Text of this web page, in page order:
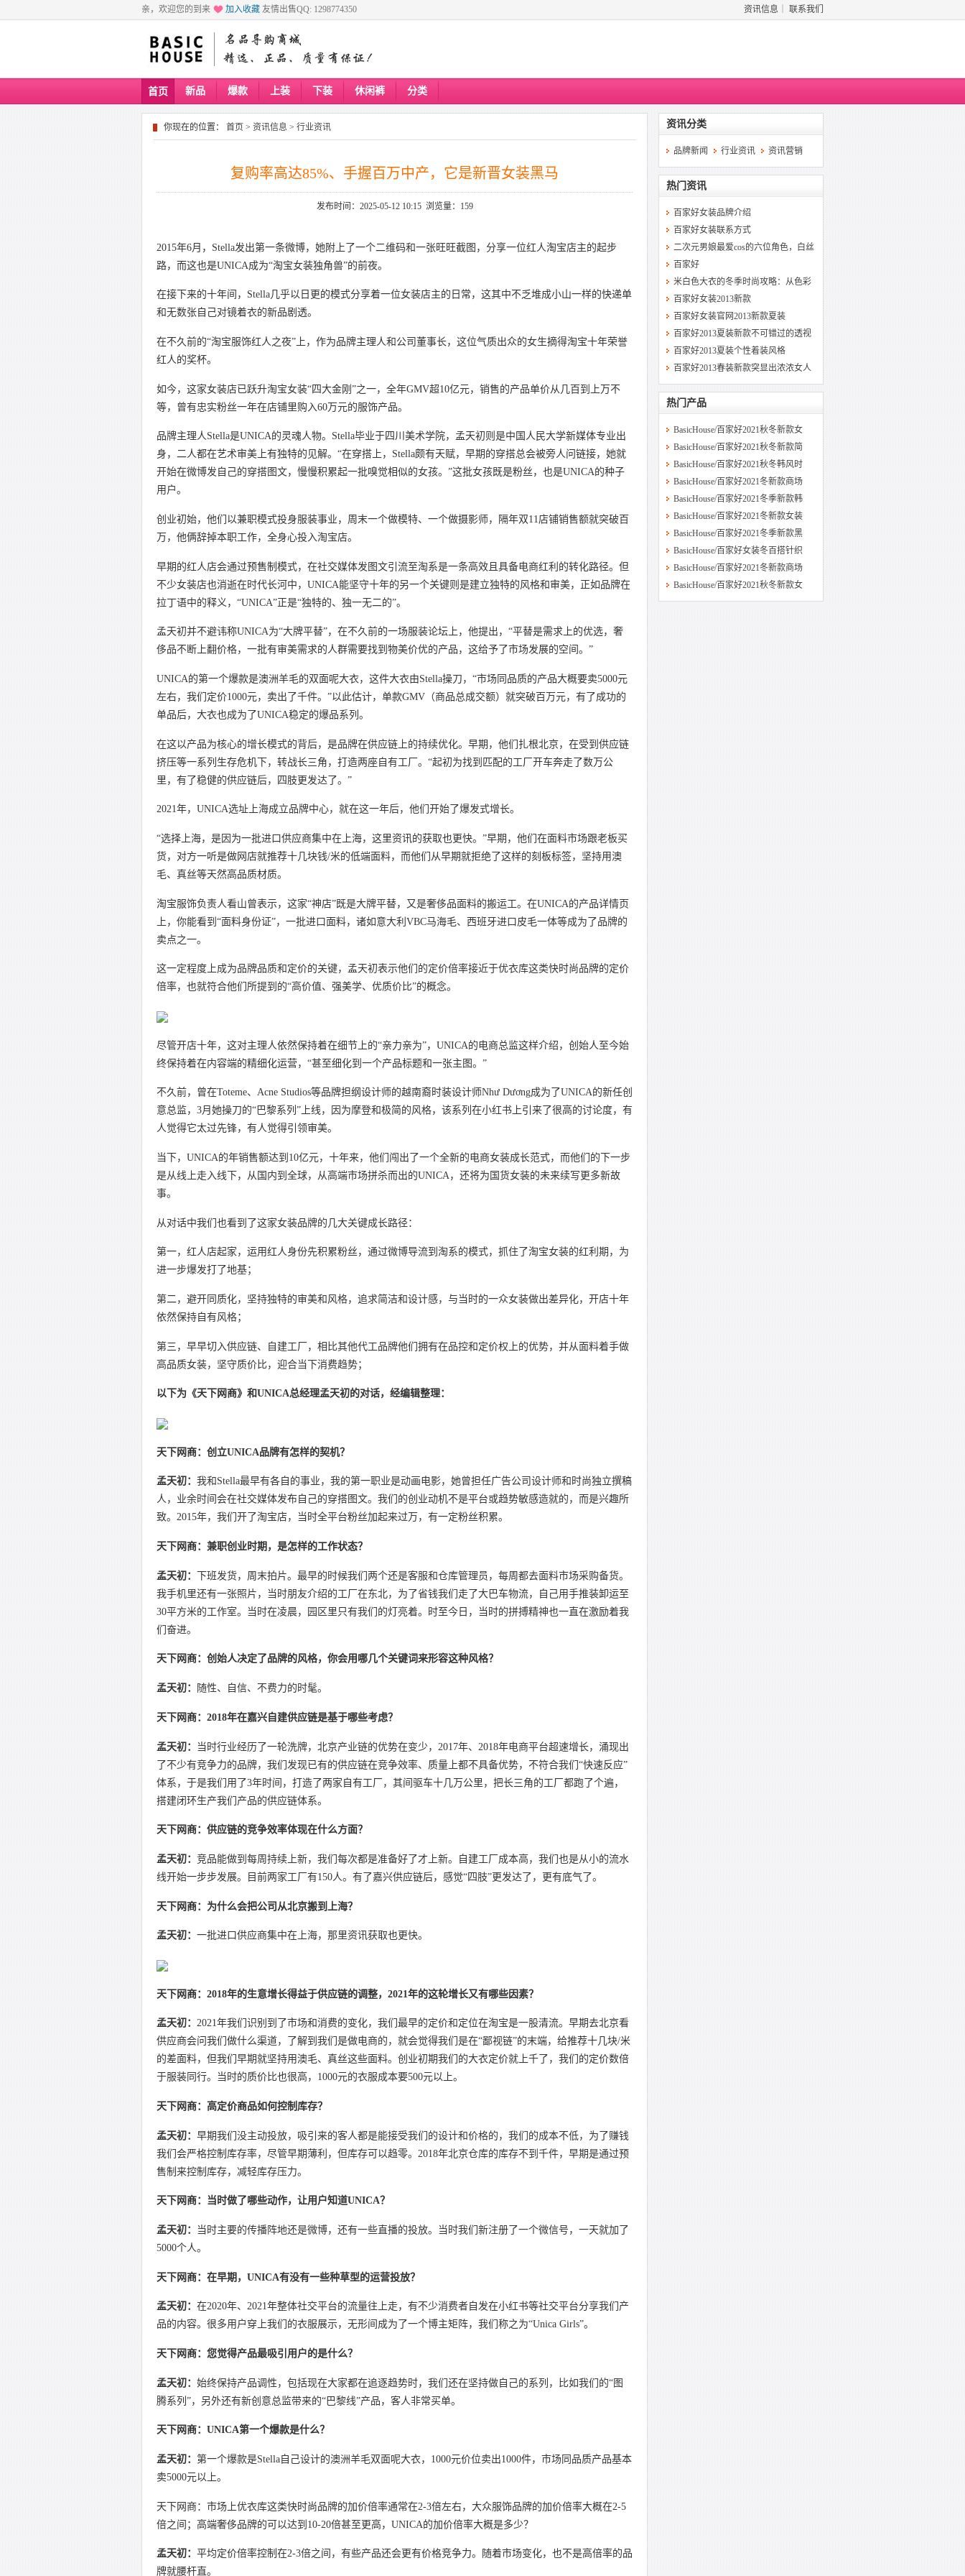
亲，欢迎您的到来 加入收藏 友情出售QQ: 1298774350 资讯信息 联系我们
首页 新品 爆款 上装 下装 休闲裤 分类
你现在的位置： 首页 > 资讯信息 > 行业资讯
复购率高达85%、手握百万中产，它是新晋女装黑马
发布时间：2025-05-12 10:15 浏览量：159
2015年6月，Stella发出第一条微博，她附上了一个二维码和一张旺旺截图，分享一位红人淘宝店主的起步
路，而这也是UNICA成为“淘宝女装独角兽”的前夜。
在接下来的十年间，Stella几乎以日更的模式分享着一位女装店主的日常，这其中不乏堆成小山一样的快递单
和无数张自己对镜着衣的新品剧透。
在不久前的“淘宝服饰红人之夜”上，作为品牌主理人和公司董事长，这位气质出众的女生摘得淘宝十年荣誉
红人的奖杯。
如今，这家女装店已跃升淘宝女装“四大金刚”之一，全年GMV超10亿元，销售的产品单价从几百到上万不
等，曾有忠实粉丝一年在店铺里购入60万元的服饰产品。
品牌主理人Stella是UNICA的灵魂人物。Stella毕业于四川美术学院，孟天初则是中国人民大学新媒体专业出
身，二人都在艺术审美上有独特的见解。“在穿搭上，Stella颇有天赋，早期的穿搭总会被旁人问链接，她就
开始在微博发自己的穿搭图文，慢慢积累起一批嗅觉相似的女孩。”这批女孩既是粉丝，也是UNICA的种子
用户。
创业初始，他们以兼职模式投身服装事业，周末一个做模特、一个做摄影师，隔年双11店铺销售额就突破百
万，他俩辞掉本职工作，全身心投入淘宝店。
早期的红人店会通过预售制模式，在社交媒体发图文引流至淘系是一条高效且具备电商红利的转化路径。但
不少女装店也消逝在时代长河中，UNICA能坚守十年的另一个关键则是建立独特的风格和审美，正如品牌在
拉丁语中的释义，“UNICA”正是“独特的、独一无二的”。
孟天初并不避讳称UNICA为“大牌平替”，在不久前的一场服装论坛上，他提出，“平替是需求上的优选，奢
侈品不断上翻价格，一批有审美需求的人群需要找到物美价优的产品，这给予了市场发展的空间。”
UNICA的第一个爆款是澳洲羊毛的双面呢大衣，这件大衣由Stella操刀，“市场同品质的产品大概要卖5000元
左右，我们定价1000元，卖出了千件。”以此估计，单款GMV（商品总成交额）就突破百万元，有了成功的
单品后，大衣也成为了UNICA稳定的爆品系列。
在这以产品为核心的增长模式的背后，是品牌在供应链上的持续优化。早期，他们扎根北京，在受到供应链
挤压等一系列生存危机下，转战长三角，打造两座自有工厂。“起初为找到匹配的工厂开车奔走了数万公
里，有了稳健的供应链后，四肢更发达了。”
2021年，UNICA选址上海成立品牌中心，就在这一年后，他们开始了爆发式增长。
“选择上海，是因为一批进口供应商集中在上海，这里资讯的获取也更快。”早期，他们在面料市场跟老板买
货，对方一听是做网店就推荐十几块钱/米的低端面料，而他们从早期就拒绝了这样的刻板标签，坚持用澳
毛、真丝等天然高品质材质。
淘宝服饰负责人看山曾表示，这家“神店”既是大牌平替，又是奢侈品面料的搬运工。在UNICA的产品详情页
上，你能看到“面料身份证”，一批进口面料，诸如意大利VBC马海毛、西班牙进口皮毛一体等成为了品牌的
卖点之一。
这一定程度上成为品牌品质和定价的关键，孟天初表示他们的定价倍率接近于优衣库这类快时尚品牌的定价
倍率，也就符合他们所提到的“高价值、强美学、优质价比”的概念。
尽管开店十年，这对主理人依然保持着在细节上的“亲力亲为”，UNICA的电商总监这样介绍，创始人至今始
终保持着在内容端的精细化运营，“甚至细化到一个产品标题和一张主图。”
不久前，曾在Toteme、Acne Studios等品牌担纲设计师的越南裔时装设计师Như Dương成为了UNICA的新任创
意总监，3月她操刀的“巴黎系列”上线，因为摩登和极简的风格，该系列在小红书上引来了很高的讨论度，有
人觉得它太过先锋，有人觉得引领审美。
当下，UNICA的年销售额达到10亿元，十年来，他们闯出了一个全新的电商女装成长范式，而他们的下一步
是从线上走入线下，从国内到全球，从高端市场拼杀而出的UNICA，还将为国货女装的未来续写更多新故
事。
从对话中我们也看到了这家女装品牌的几大关键成长路径：
第一，红人店起家，运用红人身份先积累粉丝，通过微博导流到淘系的模式，抓住了淘宝女装的红利期，为
进一步爆发打了地基；
第二，避开同质化，坚持独特的审美和风格，追求简洁和设计感，与当时的一众女装做出差异化，开店十年
依然保持自有风格；
第三，早早切入供应链、自建工厂，相比其他代工品牌他们拥有在品控和定价权上的优势，并从面料着手做
高品质女装，坚守质价比，迎合当下消费趋势；
以下为《天下网商》和UNICA总经理孟天初的对话，经编辑整理：
天下网商：创立UNICA品牌有怎样的契机？
孟天初： 我和Stella最早有各自的事业，我的第一职业是动画电影，她曾担任广告公司设计师和时尚独立撰稿
人，业余时间会在社交媒体发布自己的穿搭图文。我们的创业动机不是平台或趋势敏感造就的，而是兴趣所
致。2015年，我们开了淘宝店，当时全平台粉丝加起来过万，有一定粉丝积累。
天下网商：兼职创业时期，是怎样的工作状态？
孟天初：
下班发货，周末拍片。最早的时候我们两个还是客服和仓库管理员，每周都去面料市场采购备货。
我手机里还有一张照片，当时朋友介绍的工厂在东北，为了省钱我们走了大巴车物流，自己用手推装卸运至
30平方米的工作室。当时在凌晨，园区里只有我们的灯亮着。时至今日，当时的拼搏精神也一直在激励着我
们奋进。
天下网商：创始人决定了品牌的风格，你会用哪几个关键词来形容这种风格？
孟天初： 随性、自信、不费力的时髦。
天下网商：2018年在嘉兴自建供应链是基于哪些考虑？
孟天初：
当时行业经历了一轮洗牌，北京产业链的优势在变少，2017年、2018年电商平台超速增长，涌现出
了不少有竞争力的品牌，我们发现已有的供应链在竞争效率、质量上都不具备优势，不符合我们“快速反应”
体系，于是我们用了3年时间，打造了两家自有工厂，其间驱车十几万公里，把长三角的工厂都跑了个遍，
搭建闭环生产我们产品的供应链体系。
天下网商：供应链的竞争效率体现在什么方面？
孟天初： 竞品能做到每周持续上新，我们每次都是准备好了才上新。自建工厂成本高，我们也是从小的流水
线开始一步步发展。目前两家工厂有150人。有了嘉兴供应链后，感觉“四肢”更发达了，更有底气了。
天下网商：为什么会把公司从北京搬到上海？
孟天初： 一批进口供应商集中在上海，那里资讯获取也更快。
天下网商：2018年的生意增长得益于供应链的调整，2021年的这轮增长又有哪些因素？
孟天初： 2021年我们识别到了市场和消费的变化，我们最早的定价和定位在淘宝是一股清流。早期去北京看
供应商会问我们做什么渠道，了解到我们是做电商的，就会觉得我们是在“鄙视链”的末端，给推荐十几块/米
的差面料，但我们早期就坚持用澳毛、真丝这些面料。创业初期我们的大衣定价就上千了，我们的定价数倍
于服装同行。当时的质价比也很高，1000元的衣服成本要500元以上。
天下网商：高定价商品如何控制库存？
孟天初： 早期我们没主动投放，吸引来的客人都是能接受我们的设计和价格的，我们的成本不低，为了赚钱
我们会严格控制库存率，尽管早期薄利，但库存可以趋零。2018年北京仓库的库存不到千件，早期是通过预
售制来控制库存，减轻库存压力。
天下网商：当时做了哪些动作，让用户知道UNICA？
孟天初：
当时主要的传播阵地还是微博，还有一些直播的投放。当时我们新注册了一个微信号，一天就加了
5000个人。
天下网商：在早期，UNICA有没有一些种草型的运营投放？
孟天初： 在2020年、2021年整体社交平台的流量往上走，有不少消费者自发在小红书等社交平台分享我们产
品的内容。很多用户穿上我们的衣服展示，无形间成为了一个博主矩阵，我们称之为“Unica Girls”。
天下网商：您觉得产品最吸引用户的是什么？
孟天初： 始终保持产品调性，包括现在大家都在追逐趋势时，我们还在坚持做自己的系列，比如我们的“图
腾系列”，另外还有新创意总监带来的“巴黎线”产品，客人非常买单。
天下网商：UNICA第一个爆款是什么？
孟天初： 第一个爆款是Stella自己设计的澳洲羊毛双面呢大衣，1000元价位卖出1000件，市场同品质产品基本
卖5000元以上。
天下网商：市场上优衣库这类快时尚品牌的加价倍率通常在2-3倍左右，大众服饰品牌的加价倍率大概在2-5
倍之间；高端奢侈品牌的可以达到10-20倍甚至更高，UNICA的加价倍率大概是多少？
孟天初： 平均定价倍率控制在2-3倍之间，有些产品还会更有价格竞争力。随着市场变化，也不是高倍率的品
牌就腰杆直。
资讯分类
品牌新闻 行业资讯 资讯营销
热门资讯
百家好女装品牌介绍
百家好女装联系方式
二次元男娘最爱cos的六位角色，白丝
百家好
米白色大衣的冬季时尚攻略：从色彩
百家好女装2013新款
百家好女装官网2013新款夏装
百家好2013夏装新款不可错过的透视
百家好2013夏装个性着装风格
百家好2013春装新款突显出浓浓女人
热门产品
BasicHouse/百家好2021秋冬新款女
BasicHouse/百家好2021秋冬新款简
BasicHouse/百家好2021秋冬韩风时
BasicHouse/百家好2021冬新款商场
BasicHouse/百家好2021冬季新款韩
BasicHouse/百家好2021冬新款女装
BasicHouse/百家好2021冬季新款黑
BasicHouse/百家好女装冬百搭针织
BasicHouse/百家好2021冬新款商场
BasicHouse/百家好2021秋冬新款女